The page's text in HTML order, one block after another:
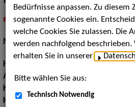
inMeine Merklistelegen
Models / Werbung:Fotomodell,
Haarfarbe:
Augenfarbe:Blaugrün
Körpergröße:
Konfektionsgröße:
Bedürfnisse anpassen. Zu diesem
sogenannte Cookies ein.
welche Cookies Sie zulassen. Die
werden nachfolgend
erhalten Sie in unserer
Bitte wählen Sie aus:
Technisch Notwendig